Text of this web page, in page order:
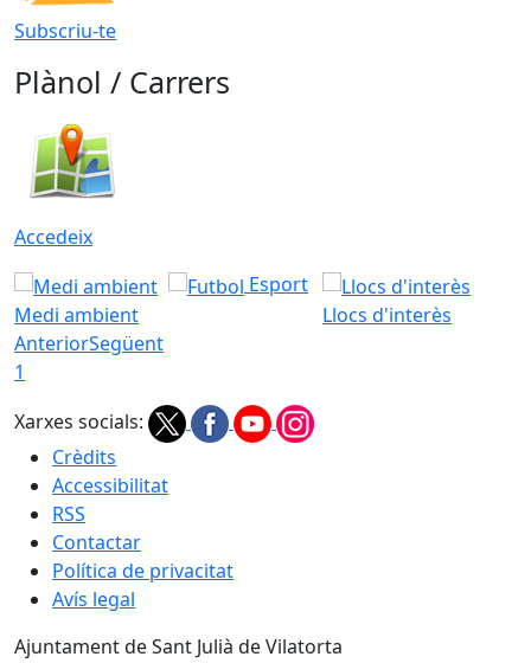
Subscriu-te
Plànol / Carrers
Accedeix
Medi ambient
Esport
Llocs d'interès
AnteriorSegüent
1
Xarxes socials:
Crèdits
Accessibilitat
RSS
Contactar
Política de privacitat
Avís legal
Ajuntament de Sant Julià de Vilatorta